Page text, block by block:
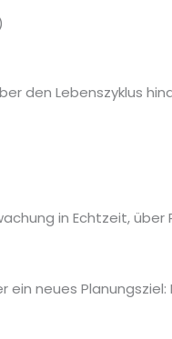
den Lebenszyklus
in Echtzeit, über
neues